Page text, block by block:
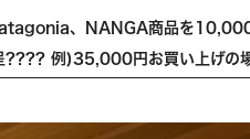
、NANGA商品を10,000
???? 例)35,000円お買い上げの